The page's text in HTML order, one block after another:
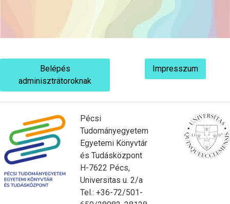
Belépés
adminisztrátoroknak
Impresszum
Pécsi
Tudományegyetem
Egyetemi Könyvtár
és Tudásközpont
H-7622 Pécs,
Universitas u. 2/a
Tel.: +36-72/501-